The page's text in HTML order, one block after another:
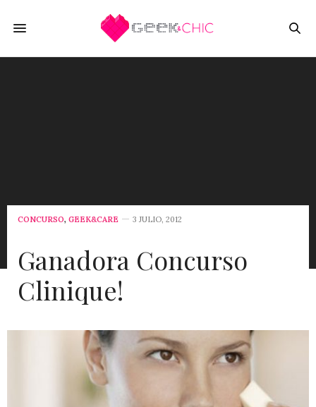
CONCURSO, GEEK&CARE 3 JULIO, 2012
Ganadora Concurso
Clinique!